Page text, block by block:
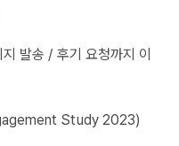
발송 / 후기 요청까지 이
Study 2023)